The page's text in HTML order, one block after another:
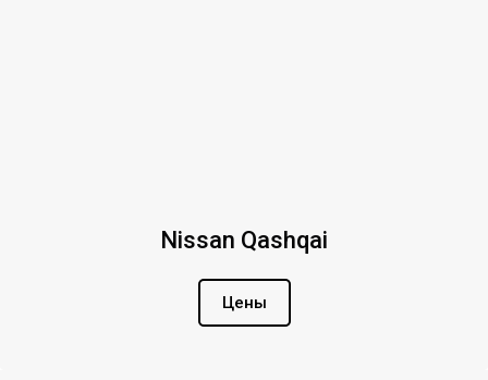
Nissan Qashqai
Цены